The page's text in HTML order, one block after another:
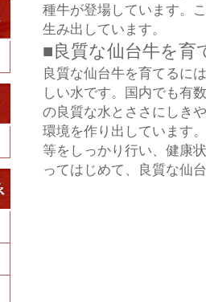
種牛が登場しています。
生み出しています。
■良質な仙台牛を育
良質な仙台牛を育てるに
しい水です。国内でも有
の良質な水とささにしき
環境を作り出しています
等をしっかり行い、健康
ってはじめて、良質な仙